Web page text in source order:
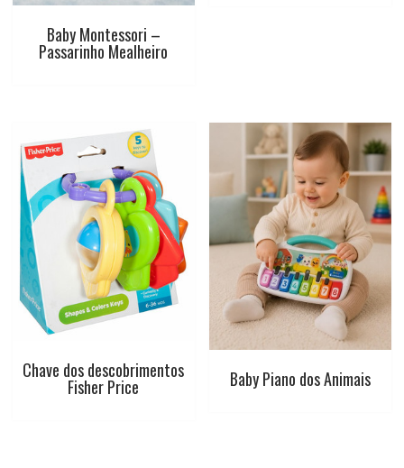
Baby Montessori –
Passarinho Mealheiro
Chave dos descobrimentos
Fisher Price Baby Piano dos Animais